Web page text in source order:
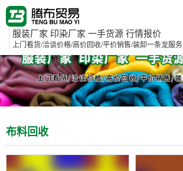
服装厂家 印染厂家 一手货源 行情报价
上门看货/洽谈价格/高价回收/平价销售/装卸一条龙服务
布料回收